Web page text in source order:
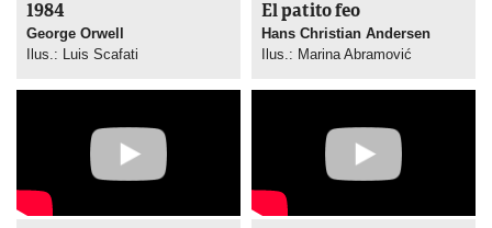
1984
George Orwell
Ilus.: Luis Scafati
El patito feo
Hans Christian Andersen
Ilus.: Marina Abramović